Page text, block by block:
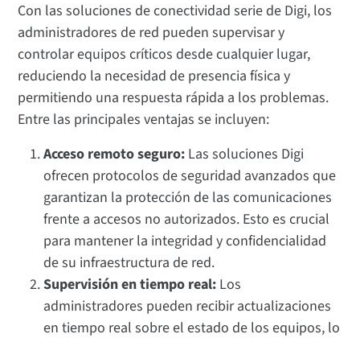
Con las soluciones de conectividad serie de Digi, los
administradores de red pueden supervisar y
controlar equipos críticos desde cualquier lugar,
reduciendo la necesidad de presencia física y
permitiendo una respuesta rápida a los problemas.
Entre las principales ventajas se incluyen:
Acceso remoto seguro: Las soluciones Digi
ofrecen protocolos de seguridad avanzados que
garantizan la protección de las comunicaciones
frente a accesos no autorizados. Esto es crucial
para mantener la integridad y confidencialidad
de su infraestructura de red.
Supervisión en tiempo real: Los
administradores pueden recibir actualizaciones
en tiempo real sobre el estado de los equipos, lo